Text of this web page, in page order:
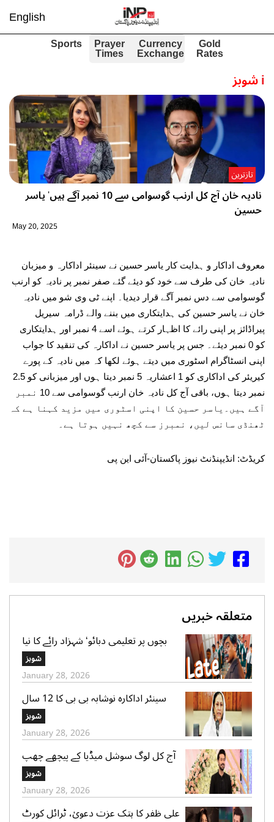
English
Gold
Rates
Currency
Exchange
Prayer
Times
Sports
iشوبز
نادیہ خان آج کل ارنب گوسوامی سے 10 نمبر آگے ہیں' یاسر
حسین
تازترین
May 20, 2025
معروف اداکار و ہدایت کار یاسر حسین نے سینئر اداکارہ و میزبان
نادیہ خان کی طرف سے خود کو دیئے گئے صفر نمبر پر نادیہ کو ارنب
گوسوامی سے دس نمبر آگے قرار دیدیا۔ اپنے ٹی وی شو میں نادیہ
خان نے یاسر حسین کی ہدایتکاری میں بننے والے ڈرامہ سیریل
پیراڈائز پر اپنی رائے کا اظہار کرتے ہوئے اسے 4 نمبر اور ہدایتکاری
کو 0 نمبر دیئے۔ جس پر یاسر حسین نے اداکارہ کی تنقید کا جواب
اپنی انسٹاگرام اسٹوری میں دیتے ہوئے لکھا کہ میں نادیہ کے پورے
کیریئر کی اداکاری کو 1 اعشاریہ 5 نمبر دیتا ہوں اور میزبانی کو 2.5
نمبر دیتا ہوں، باقی آج کل نادیہ خان ارنب گوسوامی سے 10 نمبر
آگے ہیں۔یاسر حسین کا اپنی اسٹوری میں مزید کہنا ہے کہ
ٹھنڈی سانس لیں، نمبرز سے کچھ نہیں ہوتا ہے۔
کریڈٹ: انڈیپنڈنٹ نیوز پاکستان-آئی این پی
متعلقہ خبریں
بچوں پر تعلیمی دبائو‘ شہزاد رائے کا نیا
گانا سوشل میڈیا پر وائرل
شوبز
January 28, 2026
سینئر اداکارہ نوشابہ بی بی کا 12 سال
کی عمر میں شادی ہونے کا اعتراف
شوبز
January 28, 2026
آج کل لوگ سوشل میڈیا کے پیچھے چھپ
کر ایک دوسرے پر کیچڑ اچھالتے ہیں‘ علی
عباس
شوبز
January 28, 2026
علی ظفر کا ہتک عزت دعویٰ، ٹرائل کورٹ